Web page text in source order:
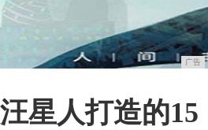
广告
星人打造的15